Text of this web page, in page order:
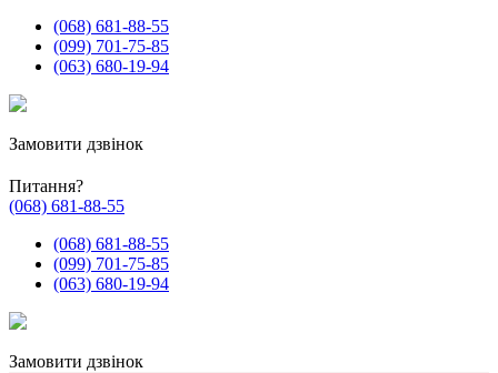
(068) 681-88-55
(099) 701-75-85
(063) 680-19-94
Замовити дзвінок
Питання?
(068) 681-88-55
(068) 681-88-55
(099) 701-75-85
(063) 680-19-94
Замовити дзвінок